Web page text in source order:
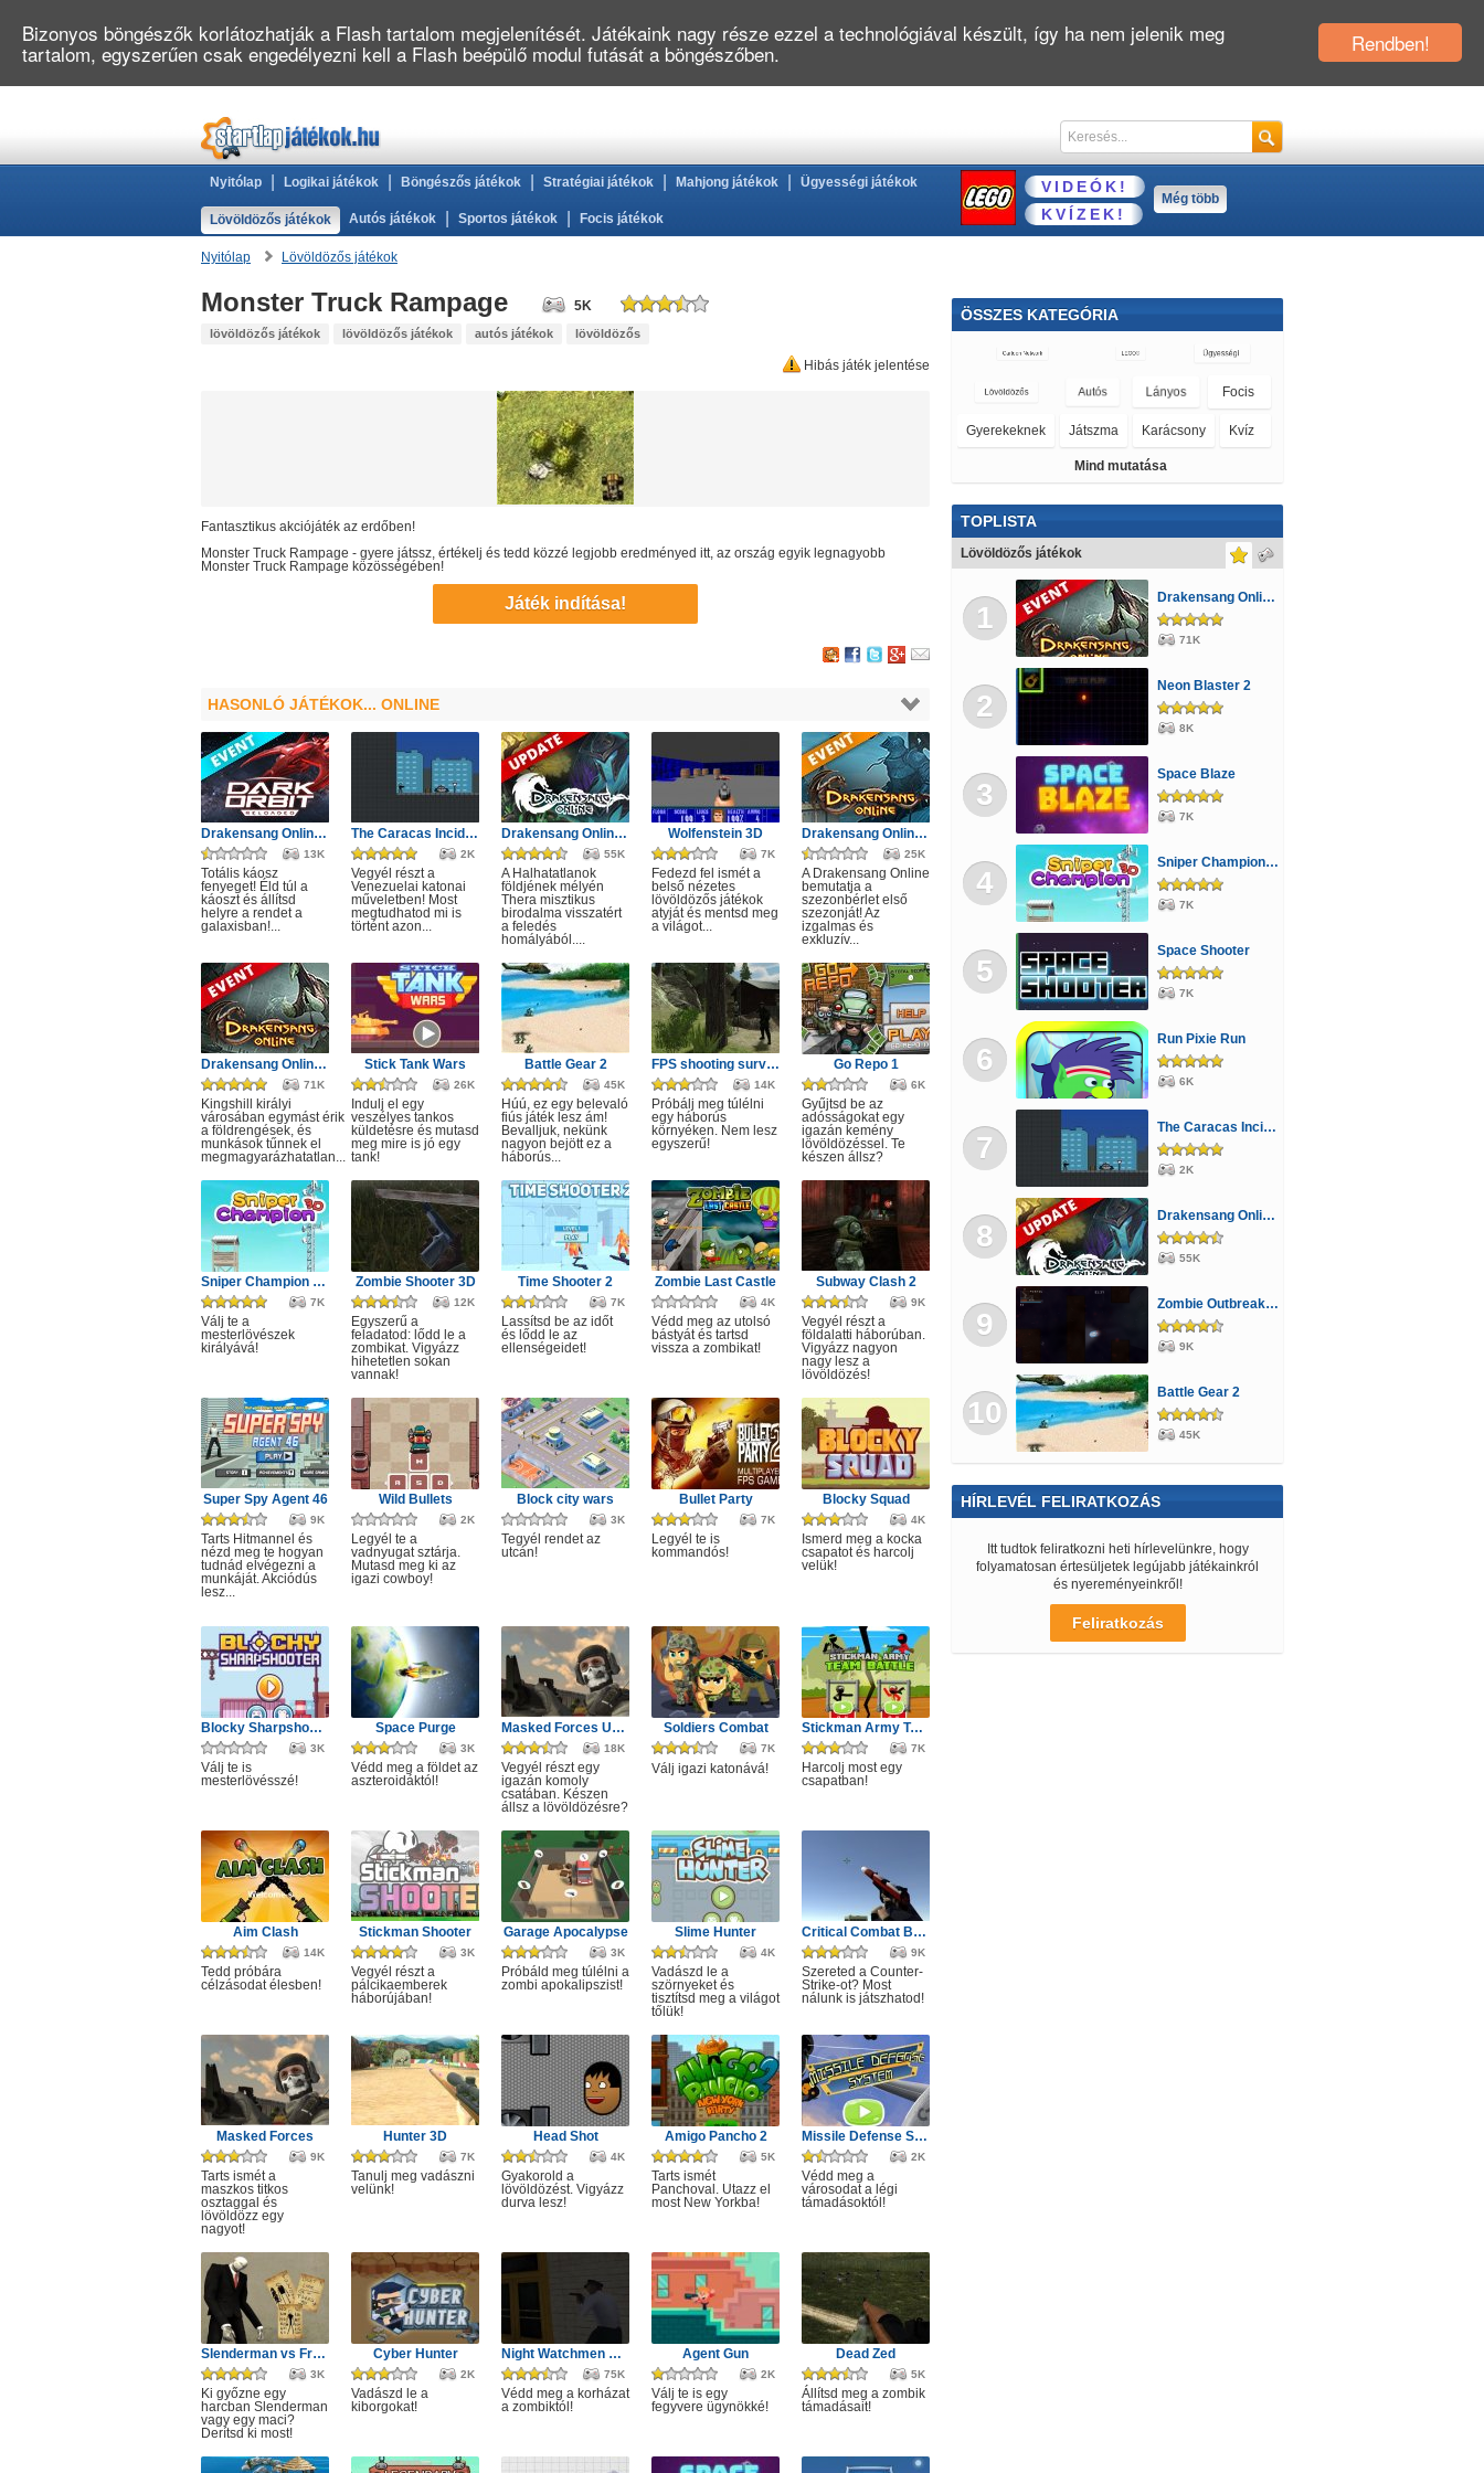
Nyitólap Logikai játékok Böngészős játékok Stratégiai játékok Mahjong játékok Ügyességi játékok
Lövöldözős játékok Autós játékok Sportos játékok Focis játékok
VIDEÓK!
KVÍZEK!
Még több
Nyitólap Lövöldözős játékok
Monster Truck Rampage
lövöldözős játékok lövöldözős játékok autós játékok lövöldözős
5K
Hibás játék jelentése
Fantasztikus akciójáték az erdőben!
Monster Truck Rampage - gyere játssz, értékelj és tedd közzé legjobb eredményed itt, az ország egyik legnagyobb
Monster Truck Rampage közösségében!
Játék indítása!
HASONLÓ JÁTÉKOK... ONLINE
Drakensang Online - Protegit zűrzavar
13K
Totális káosz
fenyeget! Éld túl a
káoszt és állítsd
helyre a rendet a
galaxisban!...
The Caracas Incident
2K
Vegyél részt a
Venezuelai katonai
műveletben! Most
megtudhatod mi is
történt azon...
Drakensang Online - A Halhatatlanok árnya
55K
A Halhatatlanok
földjének mélyén
Thera misztikus
birodalma visszatért
a feledés
homályából....
Wolfenstein 3D
7K
Fedezd fel ismét a
belső nézetes
lövöldözős játékok
atyját és mentsd meg
a világot...
Drakensang Online - Első szezon
25K
A Drakensang Online
bemutatja a
szezonbérlet első
szezonját! Az
izgalmas és
exkluzív...
Drakensang Online - Kingshill férges csatornái
71K
Kingshill királyi
városában egymást érik
a földrengések, és
munkások tűnnek el
megmagyarázhatatlan...
Stick Tank Wars
26K
Indulj el egy
veszélyes tankos
küldetésre és mutasd
meg mire is jó egy
tank!
Battle Gear 2
45K
Húú, ez egy belevaló
fiús játék lesz ám!
Bevalljuk, nekünk
nagyon bejött ez a
háborús...
FPS shooting survival game
14K
Próbálj meg túlélni
egy háborús
környéken. Nem lesz
egyszerű!
Go Repo 1
6K
Gyűjtsd be az
adósságokat egy
igazán kemény
lövöldözéssel. Te
készen állsz?
Sniper Champion 3D
7K
Válj te a
mesterlövészek
királyává!
Zombie Shooter 3D
12K
Egyszerű a
feladatod: lődd le a
zombikat. Vigyázz
hihetetlen sokan
vannak!
Time Shooter 2
7K
Lassítsd be az időt
és lődd le az
ellenségeidet!
Zombie Last Castle
4K
Védd meg az utolsó
bástyát és tartsd
vissza a zombikat!
Subway Clash 2
9K
Vegyél részt a
földalatti háborúban.
Vigyázz nagyon
nagy lesz a
lövöldözés!
Super Spy Agent 46
9K
Tarts Hitmannel és
nézd meg te hogyan
tudnád elvégezni a
munkáját. Akciódús
lesz...
Wild Bullets
2K
Legyél te a
vadnyugat sztárja.
Mutasd meg ki az
igazi cowboy!
Block city wars
3K
Tegyél rendet az
utcán!
Bullet Party
7K
Legyél te is
kommandós!
Blocky Squad
4K
Ismerd meg a kocka
csapatot és harcolj
velük!
Blocky Sharpshooter
3K
Válj te is
mesterlövésszé!
Space Purge
3K
Védd meg a földet az
aszteroidáktól!
Masked Forces Unlimited
18K
Vegyél részt egy
igazán komoly
csatában. Készen
állsz a lövöldözésre?
Soldiers Combat
7K
Válj igazi katonává!
Stickman Army Team Battle
7K
Harcolj most egy
csapatban!
Aim Clash
14K
Tedd próbára
célzásodat élesben!
Stickman Shooter
3K
Vegyél részt a
pálcikaemberek
háborújában!
Garage Apocalypse
3K
Próbáld meg túlélni a
zombi apokalipszist!
Slime Hunter
4K
Vadászd le a
szörnyeket és
tisztítsd meg a világot
tőlük!
Critical Combat Battle Royale
9K
Szereted a Counter-
Strike-ot? Most
nálunk is játszhatod!
Masked Forces
9K
Tarts ismét a
maszkos titkos
osztaggal és
lövöldözz egy
nagyot!
Hunter 3D
7K
Tanulj meg vadászni
velünk!
Head Shot
4K
Gyakorold a
lövöldözést. Vigyázz
durva lesz!
Amigo Pancho 2
5K
Tarts ismét
Panchoval. Utazz el
most New Yorkba!
Missile Defense System
2K
Védd meg a
városodat a légi
támadásoktól!
Slenderman vs Freddy the Fazbear
3K
Ki győzne egy
harcban Slenderman
vagy egy maci?
Derítsd ki most!
Cyber Hunter
2K
Vadászd le a
kiborgokat!
Night Watchmen Stories Zombie Hospital
75K
Védd meg a korházat
a zombiktól!
Agent Gun
2K
Válj te is egy
fegyvere ügynökké!
Dead Zed
5K
Állítsd meg a zombik
támadásait!
ÖSSZES KATEGÓRIA
Mind mutatása
TOPLISTA
Lövöldözős játékok
1
Drakensang Online - Kingshill férges csatornái
71K
2
Neon Blaster 2
8K
3
Space Blaze
7K
4
Sniper Champion 3D
7K
5
Space Shooter
7K
6
Run Pixie Run
6K
7
The Caracas Incident
2K
8
Drakensang Online - A Halhatatlanok árnya
55K
9
Zombie Outbreak Arena
9K
10
Battle Gear 2
45K
HÍRLEVÉL FELIRATKOZÁS
Itt tudtok feliratkozni heti hírlevelünkre, hogy
folyamatosan értesüljetek legújabb játékainkról
és nyereményeinkről!
Feliratkozás
Rendben!
Bizonyos böngészők korlátozhatják a Flash tartalom megjelenítését. Játékaink nagy része ezzel a technológiával készült, így ha nem jelenik meg
tartalom, egyszerűen csak engedélyezni kell a Flash beépülő modul futását a böngészőben.